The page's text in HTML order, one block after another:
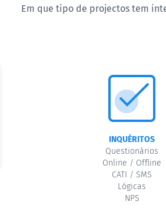
Em que tipo de projectos tem
INQUÉRITOS
Questionários
Online / Offline
CATI / SMS
Lógicas
NPS